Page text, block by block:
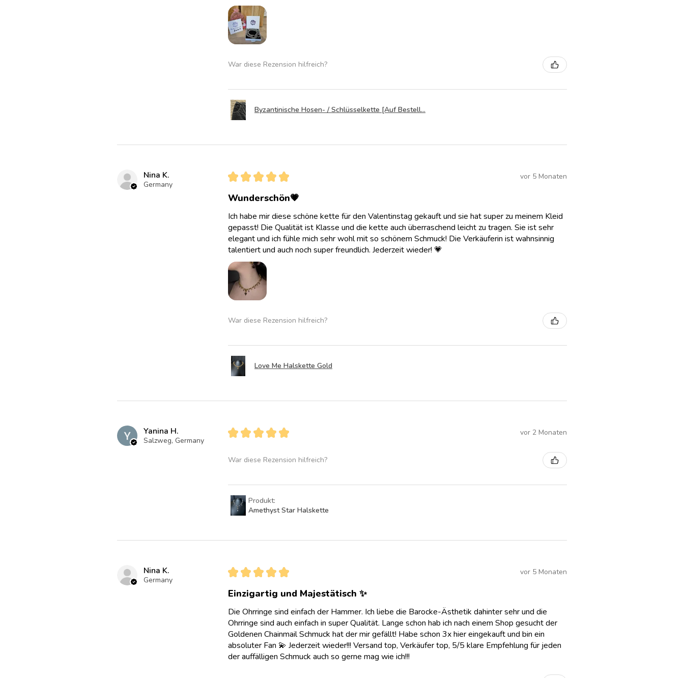
War diese Rezension hilfreich?
Byzantinische Hosen- / Schlüsselkette [Auf Bestell...
Nina K.
Germany
★ ★ ★ ★ ★ vor 5 Monaten
Wunderschön💗
Ich habe mir diese schöne kette für den Valentinstag gekauft und sie hat super zu meinem Kleid
gepasst! Die Qualität ist Klasse und die kette auch überraschend leicht zu tragen. Sie ist sehr
elegant und ich fühle mich sehr wohl mit so schönem Schmuck! Die Verkäuferin ist wahnsinnig
talentiert und auch noch super freundlich. Jederzeit wieder! 💗
War diese Rezension hilfreich?
Love Me Halskette Gold
Yanina H.
Salzweg, Germany
★ ★ ★ ★ ★ vor 2 Monaten
War diese Rezension hilfreich?
Produkt:
Amethyst Star Halskette
Nina K.
Germany
★ ★ ★ ★ ★ vor 5 Monaten
Einzigartig und Majestätisch ✨
Die Ohrringe sind einfach der Hammer. Ich liebe die Barocke-Ästhetik dahinter sehr und die
Ohrringe sind auch einfach in super Qualität. Lange schon hab ich nach einem Shop gesucht der
Goldenen Chainmail Schmuck hat der mir gefällt! Habe schon 3x hier eingekauft und bin ein
absoluter Fan 💫 Jederzeit wieder!!! Versand top, Verkäufer top, 5/5 klare Empfehlung für jeden
der auffälligen Schmuck auch so gerne mag wie ich!!!